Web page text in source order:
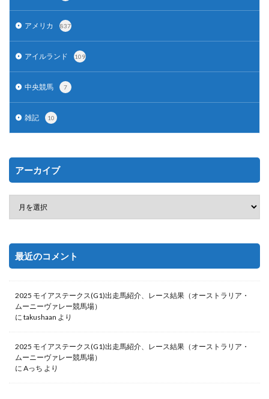
アメリカ 837
アイルランド 109
中央競馬 7
雑記 10
アーカイブ
最近のコメント
2025 モイアステークス(G1)出走馬紹介、レース結果（オーストラリア・
ムーニーヴァレー競馬場）
に takushaan より
2025 モイアステークス(G1)出走馬紹介、レース結果（オーストラリア・
ムーニーヴァレー競馬場）
に Aっち より